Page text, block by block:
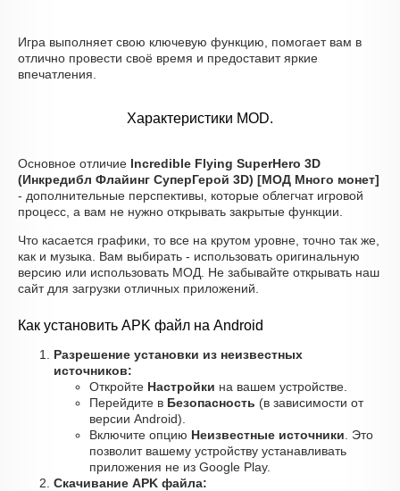
Игра выполняет свою ключевую функцию, помогает вам в
отлично провести своё время и предоставит яркие
впечатления.
Характеристики MOD.
Основное отличие Incredible Flying SuperHero 3D
(Инкредибл Флайинг СуперГерой 3D) [МОД Много монет]
- дополнительные перспективы, которые облегчат игровой
процесс, а вам не нужно открывать закрытые функции.
Что касается графики, то все на крутом уровне, точно так же,
как и музыка. Вам выбирать - использовать оригинальную
версию или использовать МОД. Не забывайте открывать наш
сайт для загрузки отличных приложений.
Как установить APK файл на Android
Разрешение установки из неизвестных
источников:
Откройте Настройки на вашем устройстве.
Перейдите в Безопасность (в зависимости от
версии Android).
Включите опцию Неизвестные источники . Это
позволит вашему устройству устанавливать
приложения не из Google Play.
Скачивание APK файла: